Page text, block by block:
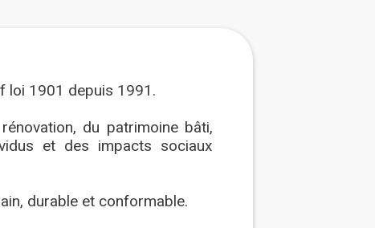
loi 1901 depuis 1991.
du patrimoine bâti,
et des impacts sociaux
durable et conformable.